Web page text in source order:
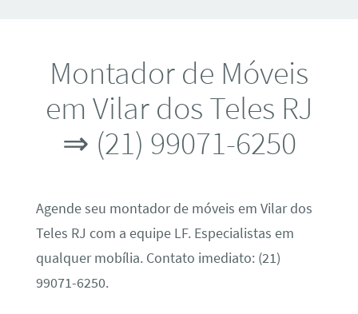
Montador de Móveis
em Vilar dos Teles RJ
⇒ (21) 99071-6250
Agende seu montador de móveis em Vilar dos
Teles RJ com a equipe LF. Especialistas em
qualquer mobília. Contato imediato: (21)
99071-6250.